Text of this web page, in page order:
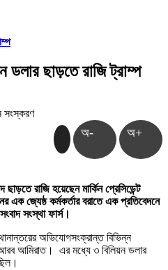
ডলার ছাড়তে রাজি ট্রাম্প
সংস্করণ
অ- অ+
রাজি হয়েছেন মার্কিন প্রেসিডেন্ট
এক জ্যেষ্ঠ কর্মকর্তার বরাতে এক প্রতিবেদনে
সংস্থা ফার্স।
অভিযোগসংক্রান্ত বিভিন্ন
আমিরাত। এর মধ্যে ৩ বিলিয়ন ডলার